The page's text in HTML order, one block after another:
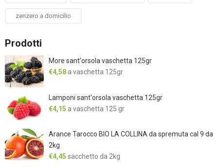
zenzero a domicilio
Prodotti
More sant'orsola vaschetta 125gr
€4,58 a vaschetta 125gr
Lamponi sant'orsola vaschetta 125gr
€4,15 a vaschetta 125 gr
Arance Tarocco BIO LA COLLINA da spremuta cal 9 da
2kg
€4,45 sacchetto da 2kg